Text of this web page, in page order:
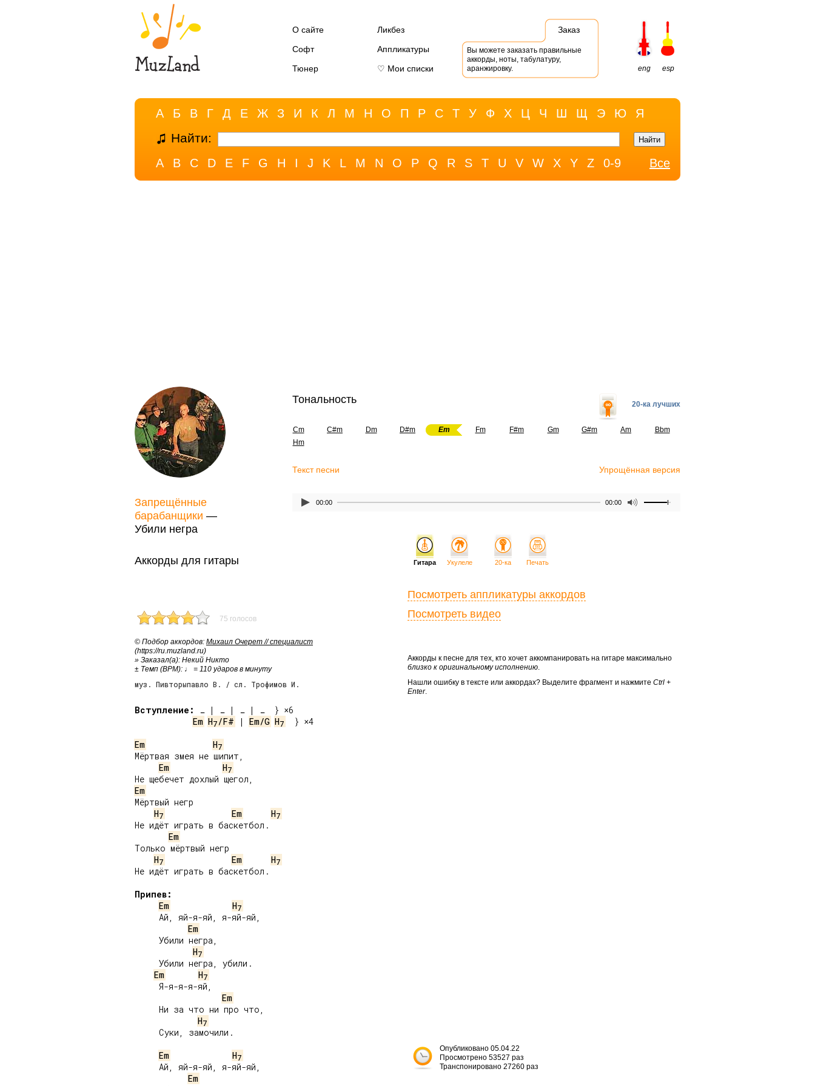
О сайте
Ликбез
Софт
Аппликатуры
Тюнер
♡ Мои списки
Заказ
Вы можете заказать правильные
аккорды, ноты, табулатуру,
аранжировку.
eng esp
А Б В Г Д Е Ж З И К Л М Н О П Р С Т У Ф Х Ц Ч Ш Щ Э Ю Я
Найти:
A B C D E F G H I J K L M N O P Q R S T U V W X Y Z 0-9 Все
Запрещённые
барабанщики —
Убили негра
Тональность 20-ка лучших
Cm C#m Dm D#m Em Fm F#m Gm G#m Am
Bbm
Hm
Текст песни Упрощённая версия
00:00 00:00
Аккорды для гитары
75 голосов
© Подбор аккордов: Михаил Очерет // специалист
(https://ru.muzland.ru)
» Заказал(а): Некий Никто
± Темп (BPM): ♩ = 110 ударов в минуту
муз. Пивторыпавло В. / сл. Трофимов И.
Вступление:
Em H7/F# | Em/G H7
  } ×4
Em
H7
Мёртвая змея не шипит,
Em
H7
Em
Мёртвый негр
H7 Em H7
Не идёт играть в баскетбол.
Em
Только мёртвый негр
H7 Em H7
Не идёт играть в баскетбол.
Припев:
Em
H7
     Ай, яй-я-яй, я-яй-яй,
Em
     Убили негра,
H7
     Убили негра, убили.
Em
H7
     Я-я-я-я-яй,
Em
     Ни за что ни про что,
H7
     Суки, замочили.
Em
H7
     Ай, яй-я-яй, я-яй-яй,
Em
Гитара Укулеле 20-ка Печать
Посмотреть аппликатуры аккордов
Посмотреть видео
Аккорды к песне для тех, кто хочет аккомпанировать на гитаре максимально
близко к оригинальному исполнению.
Нашли ошибку в тексте или аккордах? Выделите фрагмент и нажмите Ctrl +
Enter.
Опубликовано 05.04.22
Просмотрено 53527 раз
Транспонировано 27260 раз